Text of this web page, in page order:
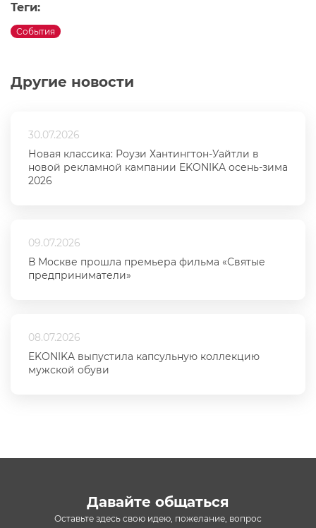
Другие новости
30.07.2026
Новая классика: Роузи Хантингтон-Уайтли в
новой рекламной кампании EKONIKA осень-зима
2026
09.07.2026
В Москве прошла премьера фильма «Святые
предприниматели»
08.07.2026
EKONIKA выпустила капсульную коллекцию
мужской обуви
Теги:
События
Давайте общаться
Оставьте здесь свою идею, пожелание, вопрос